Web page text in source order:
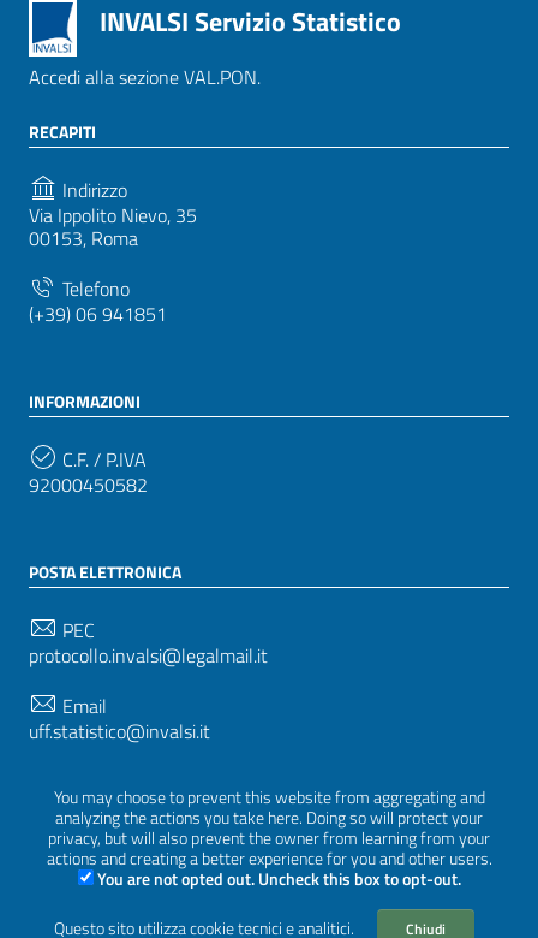
You may choose to prevent this website from aggregating and
analyzing the actions you take here. Doing so will protect your
privacy, but will also prevent the owner from learning from your
actions and creating a better experience for you and other users.
You are not opted out. Uncheck this box to opt-out.
Questo sito utilizza cookie tecnici e analitici.
Chiudi
INVALSI Servizio Statistico
Accedi alla sezione VAL.PON.
RECAPITI
Indirizzo
Via Ippolito Nievo, 35
00153, Roma
Telefono
(+39) 06 941851
INFORMAZIONI
C.F. / P.IVA
92000450582
POSTA ELETTRONICA
PEC
protocollo.invalsi@legalmail.it
Email
uff.statistico@invalsi.it
restituzione.dati@invalsi.it
SEGUICI SU